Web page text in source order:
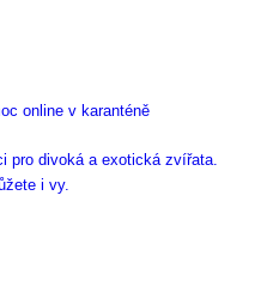
pro divoká a exotická zvířata.
i vy.